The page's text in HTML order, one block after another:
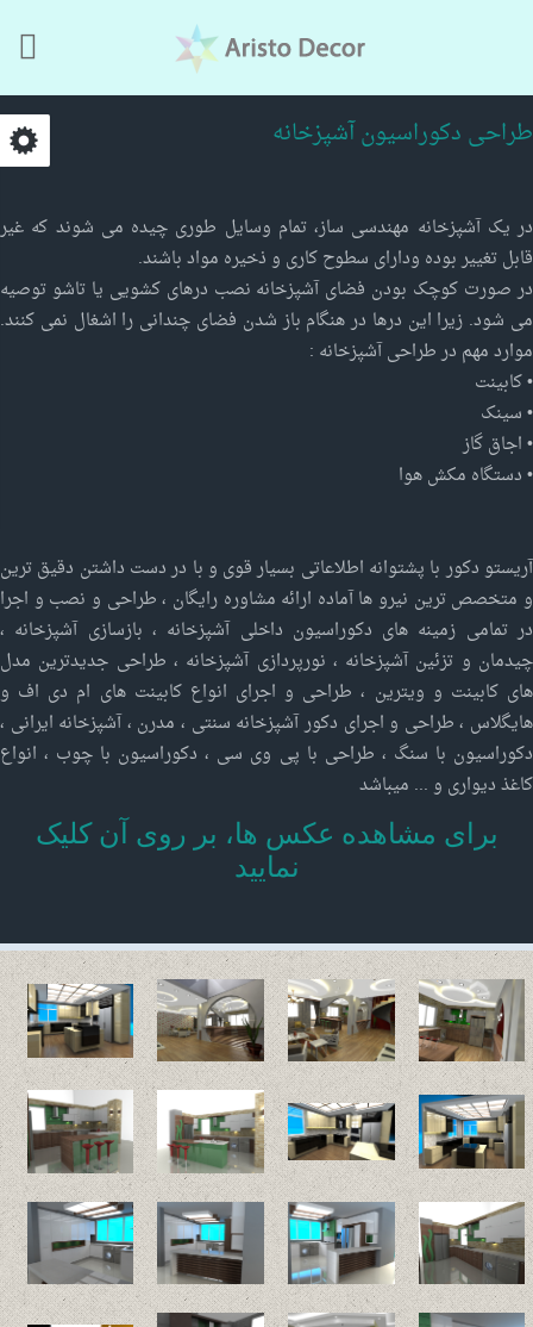
طراحی دکوراسیون آشپزخانه
در یک آشپزخانه مهندسی ساز، تمام وسایل طوری چیده می شوند که غیر
قابل تغییر بوده ودارای سطوح کاری و ذخیره مواد باشند.
در صورت کوچک بودن فضای آشپزخانه نصب درهای کشویی یا تاشو توصیه
می شود. زیرا این درها در هنگام باز شدن فضای چندانی را اشغال نمی کنند.
موارد مهم در طراحی آشپزخانه :
• کابینت
• سینک
• اجاق گاز
• دستگاه مکش هوا
آریستو دکور با پشتوانه اطلاعاتی بسیار قوی و با در دست داشتن دقیق ترین
و متخصص ترین نیرو ها آماده ارائه مشاوره رایگان ، طراحی و نصب و اجرا
در تمامی زمینه های دکوراسیون داخلی آشپزخانه ، بازسازی آشپزخانه ،
چیدمان و تزئین آشپزخانه ، نورپردازی آشپزخانه ، طراحی جدیدترین مدل
های کابینت و ویترین ، طراحی و اجرای انواع کابینت های ام دی اف و
هایگلاس ، طراحی و اجرای دکور آشپزخانه سنتی ، مدرن ، آشپزخانه ایرانی ،
دکوراسیون با سنگ ، طراحی با پی وی سی ، دکوراسیون با چوب ، انواع
کاغذ دیواری و ... میباشد
برای مشاهده عکس ها، بر روی آن کلیک
نمایید